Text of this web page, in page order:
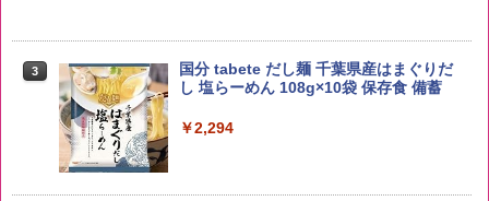
3
by Amazon あきたこまちブレンド 無洗
米 5kg
【在庫処分価格】ももたろう印 無洗米 5
3
サントリー シングルモルト ウイスキー
白州 Story of the Distillery 2026 化粧箱
入 700ml
￥20,000
3
国分 tabete だし麺 千葉県産はまぐりだ
し 塩らーめん 108g×10袋 保存食 備蓄
￥2,294